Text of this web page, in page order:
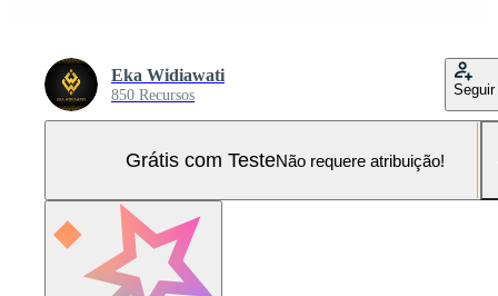
Eka Widiawati
850 Recursos Seguir
Grátis com TesteNão requere atribuição!